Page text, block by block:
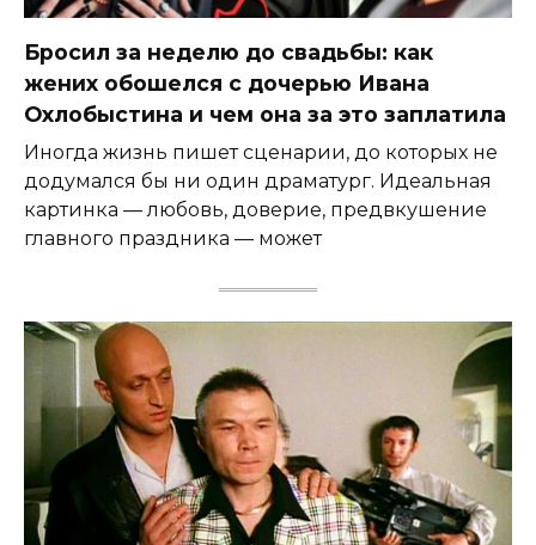
Бросил за неделю до свадьбы: как
жених обошелся с дочерью Ивана
Охлобыстина и чем она за это заплатила
Иногда жизнь пишет сценарии, до которых не
додумался бы ни один драматург. Идеальная
картинка — любовь, доверие, предвкушение
главного праздника — может